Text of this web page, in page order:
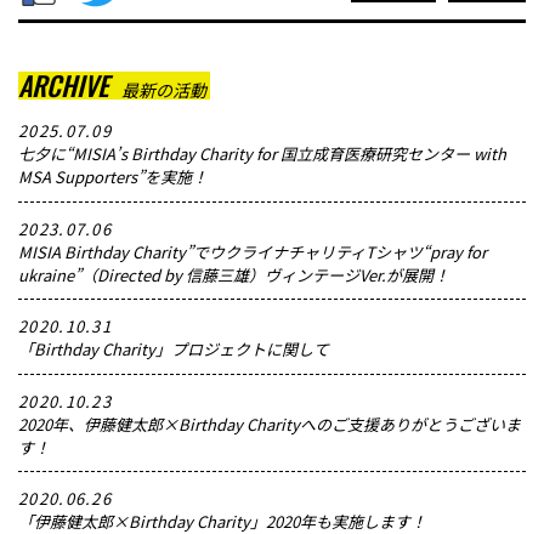
ARCHIVE 最新の活動
2025.07.09
七夕に“MISIA’s Birthday Charity for 国立成育医療研究センター with
MSA Supporters”を実施！
2023.07.06
MISIA Birthday Charity”でウクライナチャリティTシャツ“pray for
ukraine”（Directed by 信藤三雄）ヴィンテージVer.が展開！
2020.10.31
「Birthday Charity」プロジェクトに関して
2020.10.23
2020年、伊藤健太郎×Birthday Charityへのご支援ありがとうございま
す！
2020.06.26
「伊藤健太郎×Birthday Charity」2020年も実施します！